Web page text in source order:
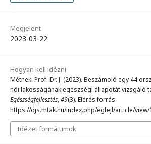
Megjelent
2023-03-22
Hogyan kell idézni
Métneki Prof. Dr. J. (2023). Beszámoló egy 44
nôi lakosságának egészségi állapotát vizsgáló
Egészségfejlesztés,49(3). Elérés forrás
https://ojs.mtak.hu/index.php/egfejl/article/view/
Idézet formátumok